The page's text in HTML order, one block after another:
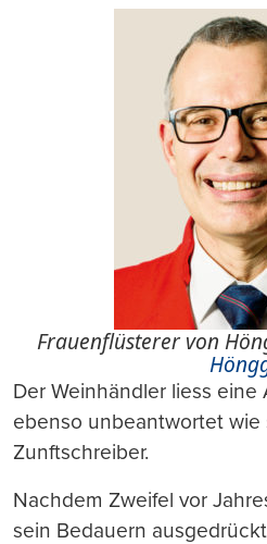
Frauenflüsterer von
Der Weinhändler liess
ebenso unbeantwortet wie
Zunftschreiber.
Nachdem Zweifel vor
sein Bedauern